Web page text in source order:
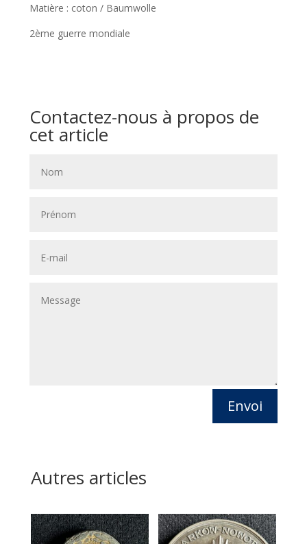
Matière : coton / Baumwolle
2ème guerre mondiale
Contactez-nous à propos de
cet article
Envoi
Autres articles